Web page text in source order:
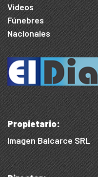
Videos
Fúnebres
Nacionales
Propietario:
Imagen Balcarce SRL